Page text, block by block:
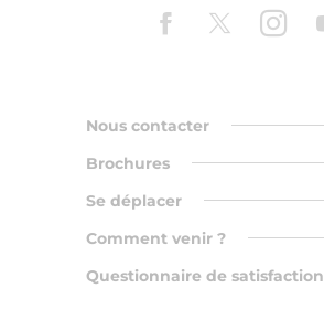
Nous contacter
Brochures
Se déplacer
Comment venir ?
Questionnaire de satisfaction